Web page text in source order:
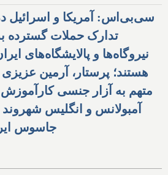
سی‌بی‌اس: آمریکا و اسرائیل
تدارک حملات گسترده
نیروگاه‌ها و پالایشگاه‌های
هستند؛ پرستار، آرمین عزیزی
متهم به آزار جنسی کارآموزش
آمبولانس و انگلیس شهروند
جاسوس